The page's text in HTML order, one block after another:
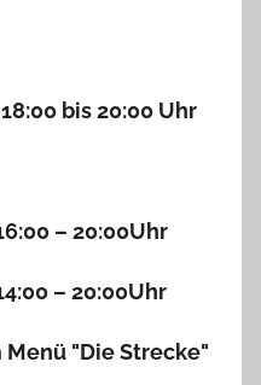
bis 20:00 Uhr
– 20:00Uhr
– 20:00Uhr
"Die Strecke"